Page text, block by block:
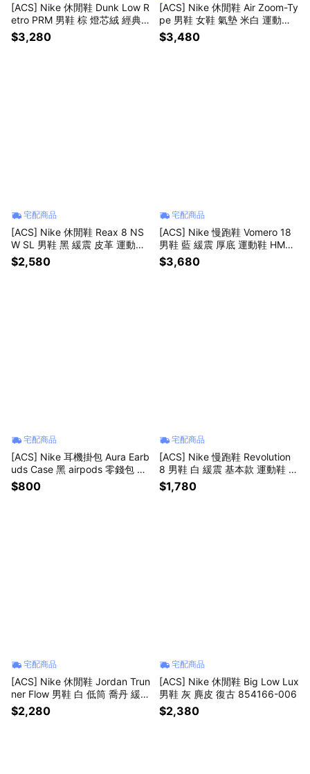
[ACS] Nike 休閒鞋 Dunk Low R
etro PRM 男鞋 棕 燈芯絨 經典 I
B7746-201
$3,280
[ACS] Nike 休閒鞋 Air Zoom-Ty
pe 男鞋 女鞋 氣墊 米白 運動鞋
厚底 DJ5208-103
$3,480
宅配商品
[ACS] Nike 休閒鞋 Reax 8 NS
W SL 男鞋 黑 緩震 皮革 運動鞋 I
R5118-004
$2,580
宅配商品
[ACS] Nike 慢跑鞋 Vomero 18
男鞋 藍 緩震 厚底 運動鞋 HM68
03-404
$3,680
宅配商品
[ACS] Nike 耳機掛包 Aura Earb
uds Case 黑 airpods 零錢包 N1
01237401-3OS
$800
宅配商品
[ACS] Nike 慢跑鞋 Revolution
8 男鞋 白 緩震 基本款 運動鞋 H
J9198-122
$1,780
宅配商品
[ACS] Nike 休閒鞋 Jordan Trun
ner Flow 男鞋 白 低筒 喬丹 緩震
IR2281-100
$2,280
宅配商品
[ACS] Nike 休閒鞋 Big Low Lux
男鞋 灰 麂皮 復古 854166-006
$2,380